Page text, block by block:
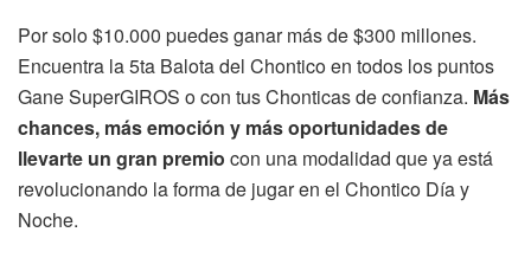
Por solo $10.000 puedes ganar más de $300 millones.
Encuentra la 5ta Balota del Chontico en todos los puntos
Gane SuperGIROS o con tus Chonticas de confianza. Más
chances, más emoción y más oportunidades de
llevarte un gran premio con una modalidad que ya está
revolucionando la forma de jugar en el Chontico Día y
Noche.